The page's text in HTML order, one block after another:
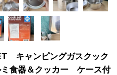
キャンピングガスクック
器＆クッカー ケース付